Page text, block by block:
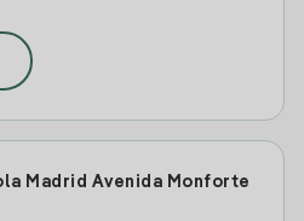
Madrid Avenida Monforte